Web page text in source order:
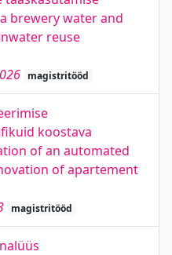
brewery water and
reuse
magistritööd
koostava
of an automated
of apartement
magistritööd